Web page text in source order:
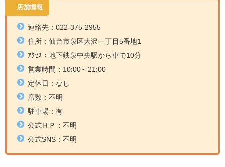
店舗情報
連絡先：022-375-2955
住所： 仙台市泉区大沢一丁目5番地1
ｱｸｾｽ：地下鉄泉中央駅から車で10分
営業時間： 10:00～21:00
定休日：なし
席数：不明
駐車場：有
公式ＨＰ：不明
公式SNS：不明